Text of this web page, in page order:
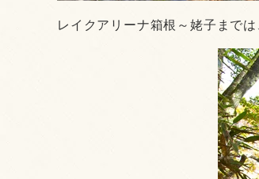
レイクアリーナ箱根～姥子まで